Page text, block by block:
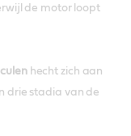
de motor loopt
hecht zich aan
drie stadia van de